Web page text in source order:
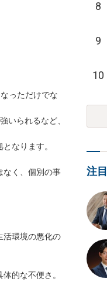
っただけでな
いられるなど、
なります。
なく、個別の事
活環境の悪化の
的な不便さ。
8
9
10
注